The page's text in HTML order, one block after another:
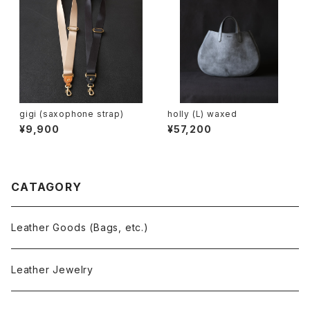
gigi (saxophone strap)
¥9,900
holly (L) waxed
¥57,200
CATAGORY
Leather Goods (Bags, etc.)
Leather Jewelry